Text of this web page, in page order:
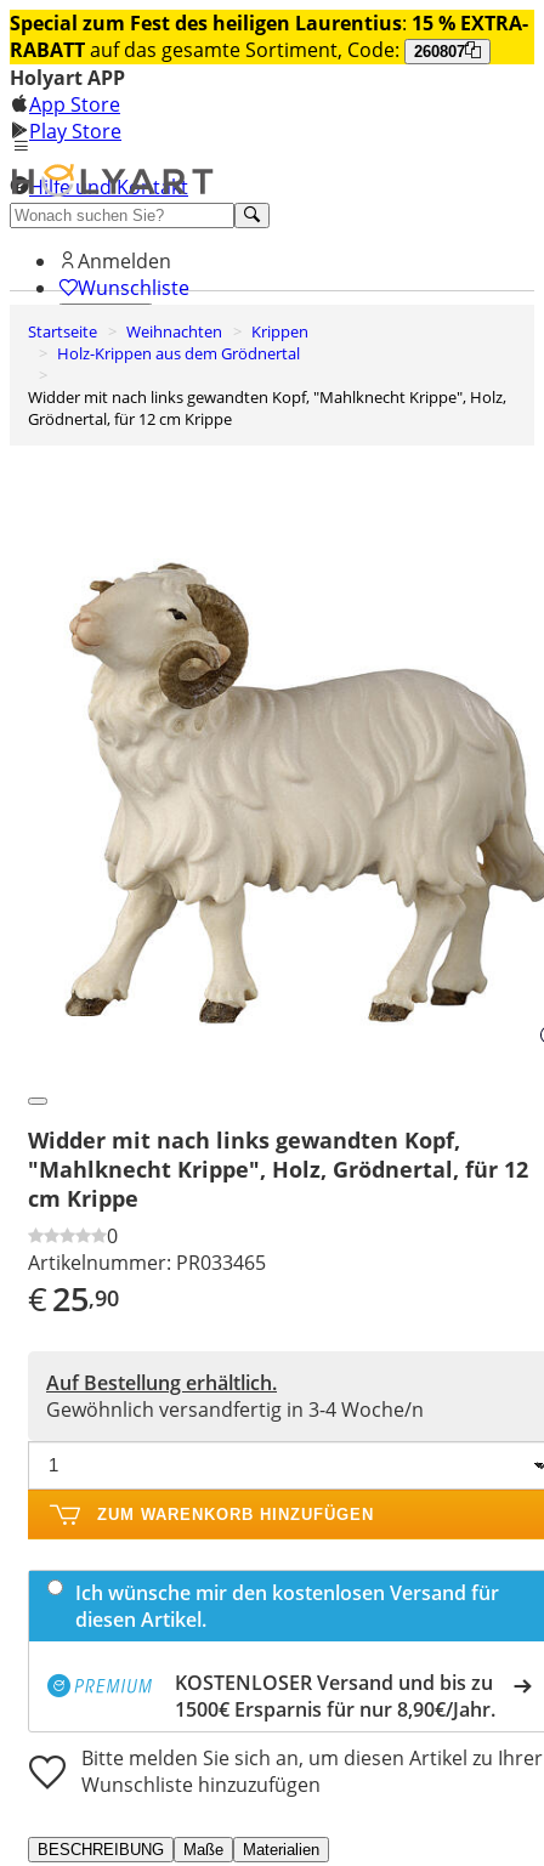
Special zum Fest des heiligen Laurentius: 15 % EXTRA-
RABATTauf das gesamte Sortiment, Code: 260807
Holyart APP
App Store
Play Store
Hilfe und Kontakt
Entdecken Sie Premium
Anmelden
Wunschliste
0
Warenkorb
Startseite Weihnachten
Krippen
Holz-Krippen aus dem Grödnertal
Widder mit nach links gewandten Kopf, "Mahlknecht Krippe", Holz,
Grödnertal, für 12 cm Krippe
Widder mit nach links gewandten Kopf,
"Mahlknecht Krippe", Holz, Grödnertal, für 12
cm Krippe
0
Artikelnummer: PR033465
€25,90
Auf Bestellung erhältlich.
Gewöhnlich versandfertig in 3-4 Woche/n
ZUM WARENKORB HINZUFÜGEN
Ich wünsche mir den kostenlosen Versand für
diesen Artikel.
KOSTENLOSER Versand und bis zu
1500€ Ersparnis für nur 8,90€/Jahr.
Bitte melden Sie sich an, um diesen Artikel zu Ihrer
Wunschliste hinzuzufügen
BESCHREIBUNG Maße Materialien